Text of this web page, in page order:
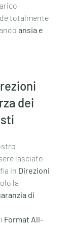
totalmente
ansia e
dei
lasciato
in Direzioni
la
di
Format All-